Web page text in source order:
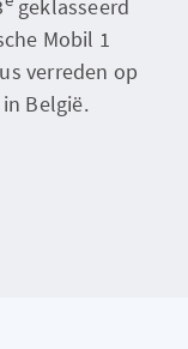
geklasseerd
Mobil 1
verreden op
België.